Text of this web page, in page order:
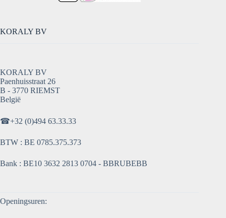
KORALY BV
KORALY BV
Paenhuisstraat 26
B - 3770 RIEMST
België
☎+32 (0)494 63.33.33
BTW : BE 0785.375.373
Bank : BE10 3632 2813 0704 - BBRUBEBB
Openingsuren: